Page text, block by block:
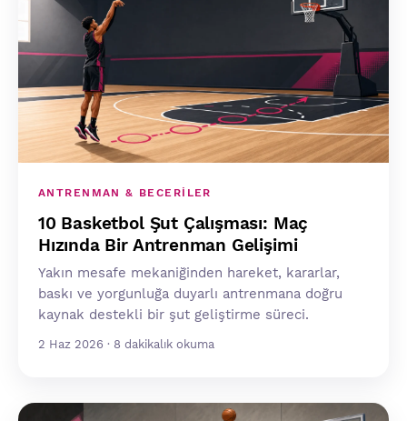
ANTRENMAN & BECERILER
10 Basketbol Şut Çalışması: Maç
Hızında Bir Antrenman Gelişimi
Yakın mesafe mekaniğinden hareket, kararlar,
baskı ve yorgunluğa duyarlı antrenmana doğru
kaynak destekli bir şut geliştirme süreci.
2 Haz 2026 · 8 dakikalık okuma